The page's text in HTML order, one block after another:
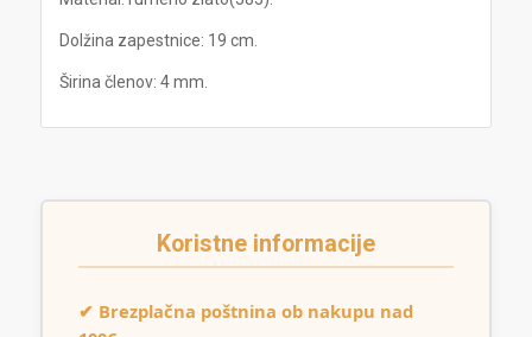
Dolžina zapestnice: 19 cm.
Širina členov: 4 mm.
Koristne informacije
✔ Brezplačna poštnina ob nakupu nad